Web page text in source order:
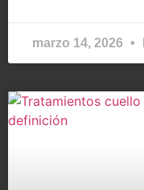
marzo 14, 2026